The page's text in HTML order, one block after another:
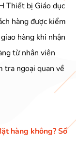
Chính Sách
Liên Hệ
Thiết bị Giáo dục
hàng được kiểm
hàng khi nhận
từ nhân viên
tra ngoại quan về
hàng không? Số